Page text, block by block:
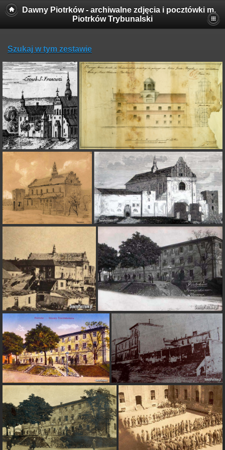
Dawny Piotrków - archiwalne zdjęcia i pocztówki m.
Piotrków Trybunalski
Szukaj w tym zestawie